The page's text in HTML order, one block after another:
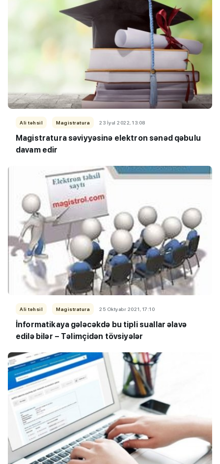
Ali təhsil Magistratura 23 İyul 2022, 13:08
Magistratura səviyyəsinə elektron sənəd qəbulu
davam edir
Ali təhsil Magistratura 25 Oktyabr 2021, 17:10
İnformatikaya gələcəkdə bu tipli suallar əlavə
edilə bilər – Təlimçidən tövsiyələr